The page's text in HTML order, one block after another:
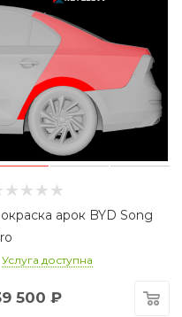
арок BYD Song
Услуга доступна
500 ₽